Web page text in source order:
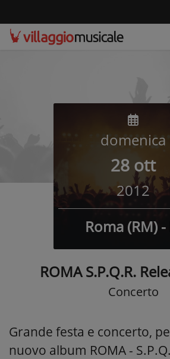
domenica
28 ott
2012
Roma (RM) -
ROMA S.P.Q.R.
Concerto
Grande festa e concerto,
nuovo album ROMA -